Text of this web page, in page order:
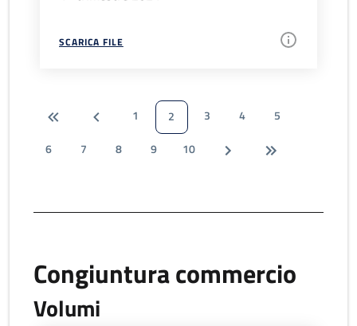
SCARICA FILE
1 2 3 4
5
6
7 8 9 10
Congiuntura commercio
Volumi